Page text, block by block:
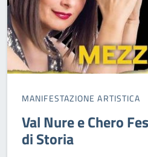
MANIFESTAZIONE ARTISTICA
Val Nure e Chero
di Storia